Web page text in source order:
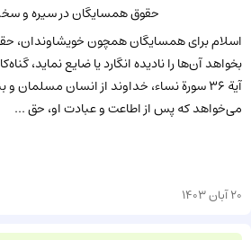
حقوق همسایگان در سیره و
اسلام براى همسایگان همچون خویشاوندان،
بخواهد آن‌ها را نادیده انگارد یا ضایع نماید،
آیة 36 سورة نساء، خداوند از انسان
مى‌خواهد که پس از اطاعت و عبادت او، حق ...
20 آبان 1403